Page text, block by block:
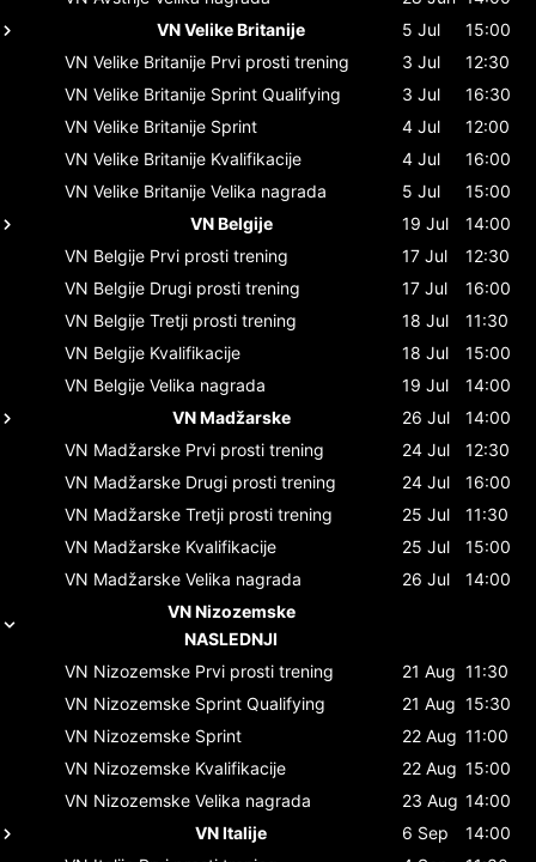
VN Velike Britanije
5 Jul
15:00
VN Velike Britanije Prvi prosti trening 3 Jul
12:30
VN Velike Britanije Sprint Qualifying 3 Jul
16:30
VN Velike Britanije Sprint 4 Jul
12:00
VN Velike Britanije Kvalifikacije 4 Jul
16:00
VN Velike Britanije Velika nagrada 5 Jul
15:00
VN Belgije
19 Jul
14:00
VN Belgije Prvi prosti trening 17 Jul
12:30
VN Belgije Drugi prosti trening 17 Jul
16:00
VN Belgije Tretji prosti trening 18 Jul
11:30
VN Belgije Kvalifikacije 18 Jul
15:00
VN Belgije Velika nagrada 19 Jul
14:00
VN Madžarske
26 Jul
14:00
VN Madžarske Prvi prosti trening 24 Jul
12:30
VN Madžarske Drugi prosti trening 24 Jul
16:00
VN Madžarske Tretji prosti trening 25 Jul
11:30
VN Madžarske Kvalifikacije 25 Jul
15:00
VN Madžarske Velika nagrada 26 Jul
14:00
VN Nizozemske
NASLEDNJI
VN Nizozemske Prvi prosti trening 21 Aug 11:30
VN Nizozemske Sprint Qualifying 21 Aug 15:30
VN Nizozemske Sprint 22 Aug 11:00
VN Nizozemske Kvalifikacije 22 Aug 15:00
VN Nizozemske Velika nagrada 23 Aug 14:00
VN Italije
6 Sep
14:00